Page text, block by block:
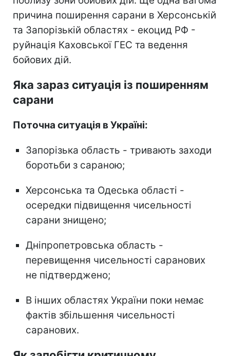
причина поширення сарани в Херсонській
та Запорізькій областях - екоцид РФ -
руйнація Каховської ГЕС та ведення
бойових дій.
Яка зараз ситуація із поширенням
сарани
Поточна ситуація в Україні:
Запорізька область - тривають заходи
боротьби з сараною;
Херсонська та Одеська області -
осередки підвищення чисельності
сарани знищено;
Дніпропетровська область -
перевищення чисельності саранових
не підтверджено;
В інших областях України поки немає
фактів збільшення чисельності
саранових.